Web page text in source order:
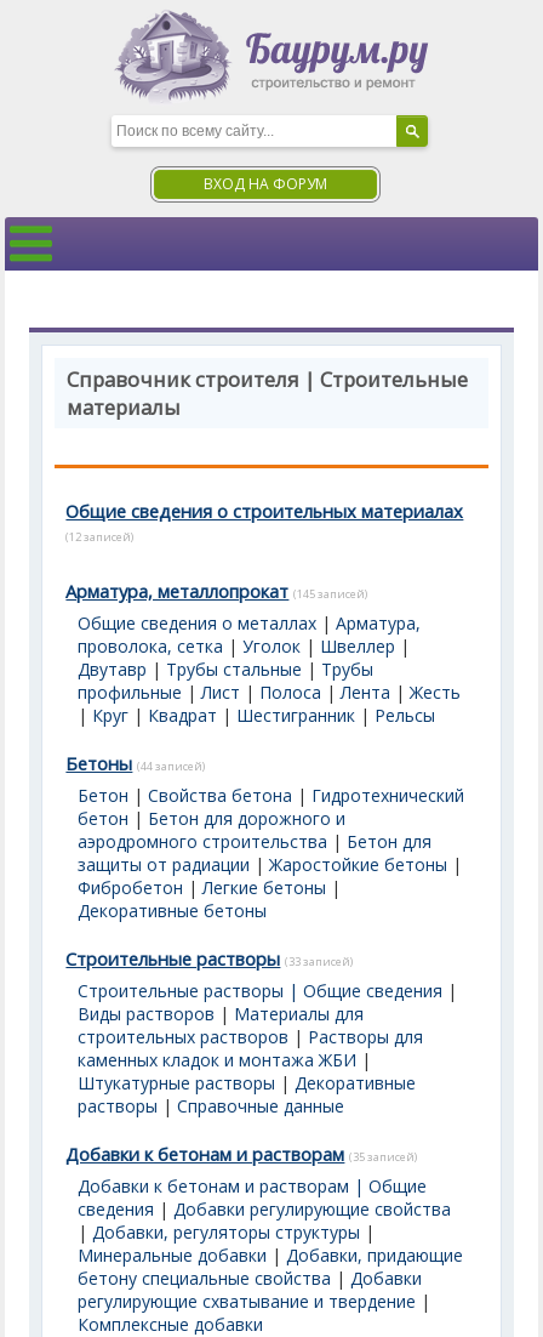
ВХОД НА ФОРУМ
Справочник строителя | Строительные
материалы
Общие сведения о строительных материалах
(12 записей)
Арматура, металлопрокат (145 записей)
Общие сведения о металлах |Арматура,
проволока, сетка |Уголок | Швеллер |
Двутавр | Трубы стальные | Трубы
профильные |Лист | Полоса |Лента |Жесть
| Круг | Квадрат | Шестигранник | Рельсы
Бетоны (44 записей)
Бетон |Свойства бетона | Гидротехнический
бетон | Бетон для дорожного и
аэродромного строительства | Бетон для
защиты от радиации |Жаростойкие бетоны |
Фибробетон |Легкие бетоны |
Декоративные бетоны
Строительные растворы (33 записей)
Строительные растворы | Общие сведения |
Виды растворов | Материалы для
строительных растворов | Растворы для
каменных кладок и монтажа ЖБИ |
Штукатурные растворы |Декоративные
растворы |Справочные данные
Добавки к бетонам и растворам (35 записей)
Добавки к бетонам и растворам | Общие
сведения |Добавки регулирующие свойства
|Добавки, регуляторы структуры |
Минеральные добавки |Добавки, придающие
бетону специальные свойства |Добавки
регулирующие схватывание и твердение |
Комплексные добавки